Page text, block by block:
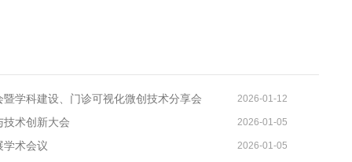
2026-01-12
学科建设、门诊可视化微创技术分享会
2026-01-05
技术创新大会
2026-01-05
学术会议